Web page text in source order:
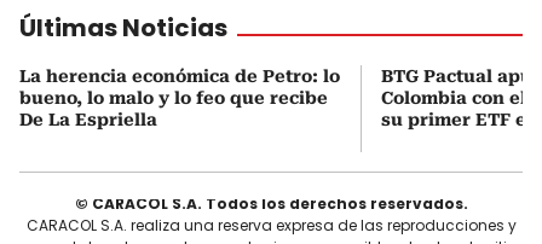
Últimas Noticias
La herencia económica de Petro: lo
bueno, lo malo y lo feo que recibe
De La Espriella
BTG Pactual
Colombia con el
su primer ETF
© CARACOL S.A. Todos los derechos reservados.
CARACOL S.A. realiza una reserva expresa de las reproducciones y